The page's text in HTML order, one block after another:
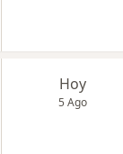
Hoy
5 Ago